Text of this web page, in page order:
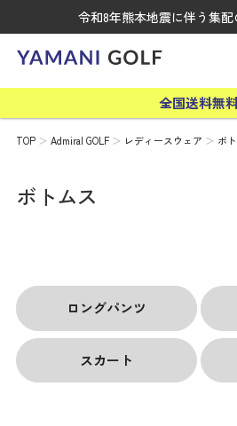
令和8年熊本地震に伴う集
全国送料無
TOP Admiral GOLF レディースウェア ボ
ボトムス
ロングパンツ
スカート